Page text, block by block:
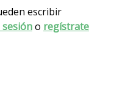
escribir
sesióno regístrate